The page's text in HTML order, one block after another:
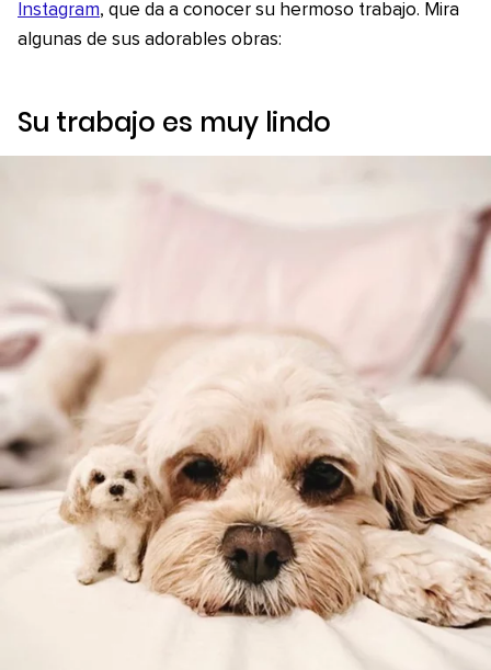
Instagram, que da a conocer su hermoso trabajo. Mira
algunas de sus adorables obras:
Su trabajo es muy lindo